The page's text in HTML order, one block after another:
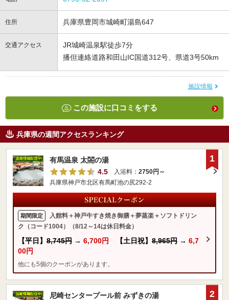
住所 兵庫県豊岡市城崎町湯島647
交通アクセス
JR城崎温泉駅徒歩7分
播但連絡道路和田山IC国道312号、県道3号50km
施設情報
この施設に口コミをする
兵庫県の週間アクセスランキング
有馬温泉 太閤の湯
4.5
入浴料： 2750円～
兵庫県神戸市北区有馬町池の尻292-2
期間限定
入館料＋神戸牛すき焼き御膳＋夢蒸楽＋ソフトドリン
ク（コード1004）（8/12～14は休日料金）
【平日】 8,745円 → 6,700円 【土日祝】 8,965円 → 6,7
00円
他にも5個のクーポンがあります。
1
尼崎センタープール前 みずきの湯
2